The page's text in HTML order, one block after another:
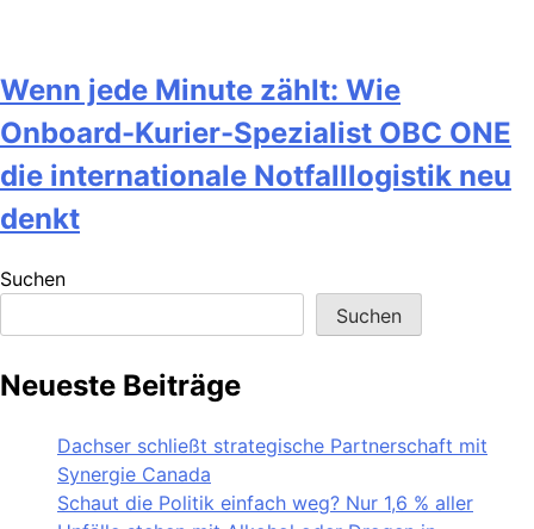
Wenn jede Minute zählt: Wie
Onboard-Kurier-Spezialist OBC ONE
die internationale Notfalllogistik neu
denkt
Suchen
Suchen
Neueste Beiträge
Dachser schließt strategische Partnerschaft mit
Synergie Canada
Schaut die Politik einfach weg? Nur 1,6 % aller